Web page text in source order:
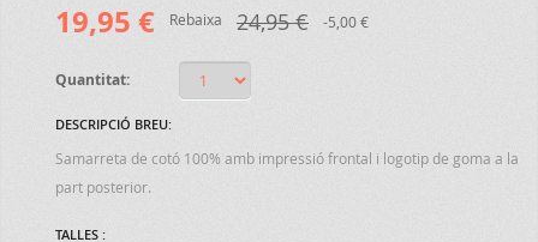
19,95 € Rebaixa 24,95 € -5,00 €
Quantitat:
DESCRIPCIÓ BREU:
Samarreta de cotó 100% amb impressió frontal i logotip de goma a la
part posterior.
TALLES :